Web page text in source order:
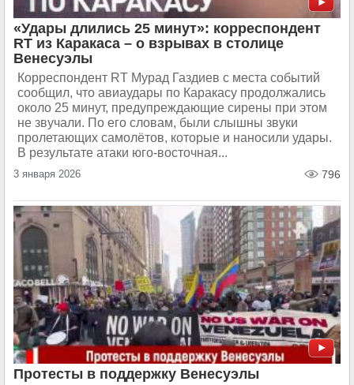
«Удары длились 25 минут»: корреспондент
RT из Каракаса – о взрывах в столице
Венесуэлы
Корреспондент RT Мурад Газдиев с места событий
сообщил, что авиаудары по Каракасу продолжались
около 25 минут, предупреждающие сирены при этом
не звучали. По его словам, были слышны звуки
пролетающих самолётов, которые и наносили удары.
В результате атаки юго-восточная...
3 января 2026 796
Протесты в поддержку Венесуэлы